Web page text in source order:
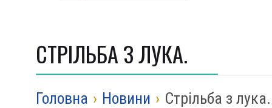
СТРІЛЬБА З ЛУКА.
Головна › Новини › Стрільба з лука.